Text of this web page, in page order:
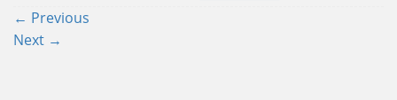
← Previous
Next →